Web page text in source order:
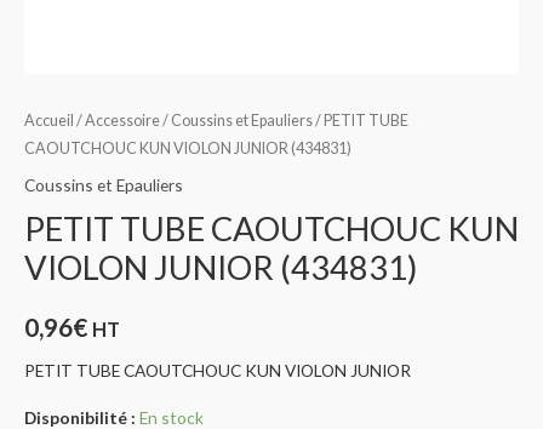
Accueil /Accessoire/ Coussins et Epauliers/ PETIT TUBE
CAOUTCHOUC KUN VIOLON JUNIOR (434831)
Coussins et Epauliers
PETIT TUBE CAOUTCHOUC KUN
VIOLON JUNIOR (434831)
0,96€ HT
PETIT TUBE CAOUTCHOUC KUN VIOLON JUNIOR
Disponibilité : En stock